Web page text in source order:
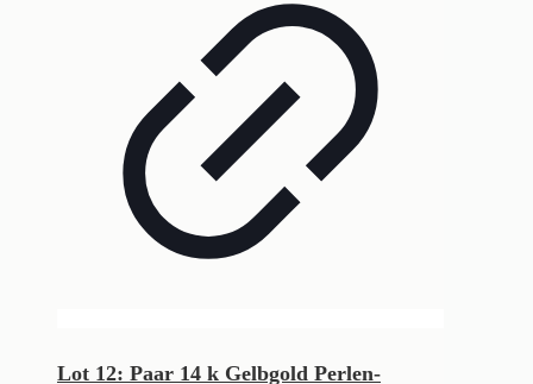
Lot 12: Paar 14 k Gelbgold Perlen-